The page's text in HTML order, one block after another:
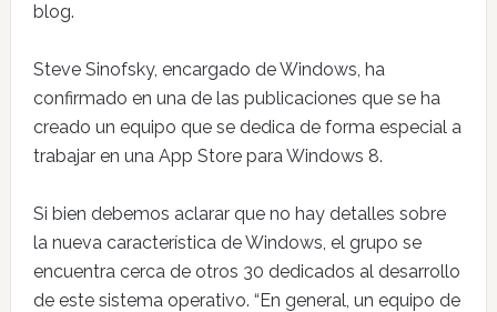
blog.
Steve Sinofsky, encargado de Windows, ha
confirmado en una de las publicaciones que se ha
creado un equipo que se dedica de forma especial a
trabajar en una App Store para Windows 8.
Si bien debemos aclarar que no hay detalles sobre
la nueva característica de Windows, el grupo se
encuentra cerca de otros 30 dedicados al desarrollo
de este sistema operativo. “En general, un equipo de